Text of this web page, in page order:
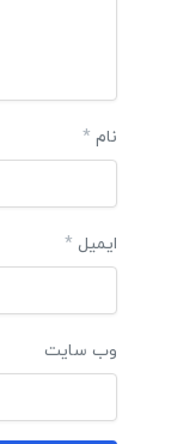
نام *
ایمیل *
وب‌ سایت